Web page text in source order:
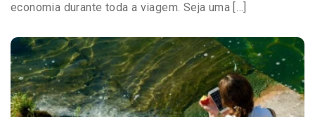
economia durante toda a viagem. Seja uma […]